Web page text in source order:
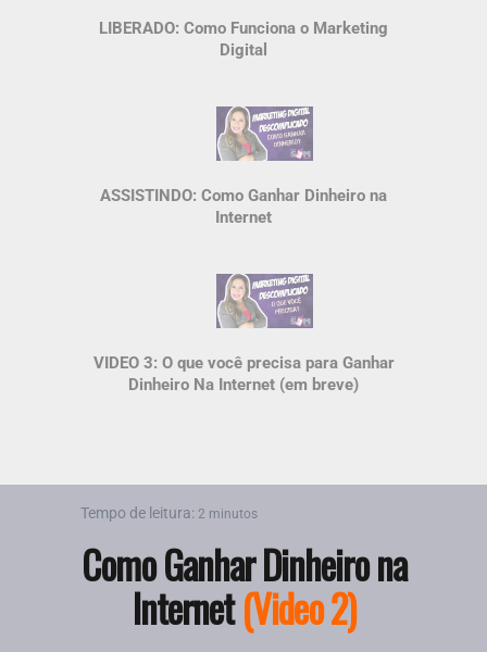
LIBERADO: Como Funciona o Marketing
Digital
ASSISTINDO: Como Ganhar Dinheiro na
Internet
VIDEO 3: O que você precisa para Ganhar
Dinheiro Na Internet (em breve)
Tempo de leitura: 2 minutos
Como Ganhar Dinheiro na
Internet(Video 2)